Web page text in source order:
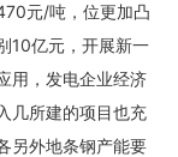
元/吨，位更加凸
10亿元，开展新一
用，发电企业经济
几所建的项目也充
另外地条钢产能要